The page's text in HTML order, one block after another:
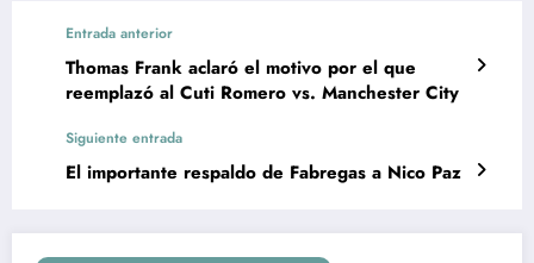
Entrada anterior
Thomas Frank aclaró el motivo por el que
reemplazó al Cuti Romero vs. Manchester City
Siguiente entrada
El importante respaldo de Fabregas a Nico Paz